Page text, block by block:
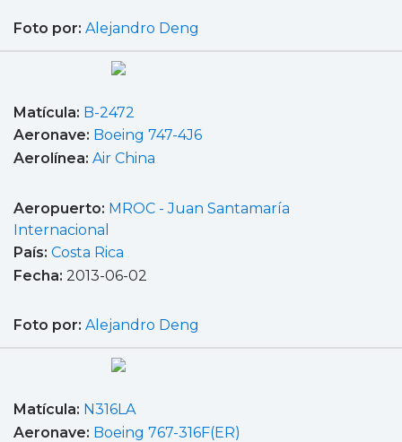
Foto por: Alejandro Deng
Matícula: B-2472
Aeronave: Boeing 747-4J6
Aerolínea: Air China
Aeropuerto: MROC - Juan Santamaría
Internacional
País: Costa Rica
Fecha: 2013-06-02
Foto por: Alejandro Deng
Matícula: N316LA
Aeronave: Boeing 767-316F(ER)